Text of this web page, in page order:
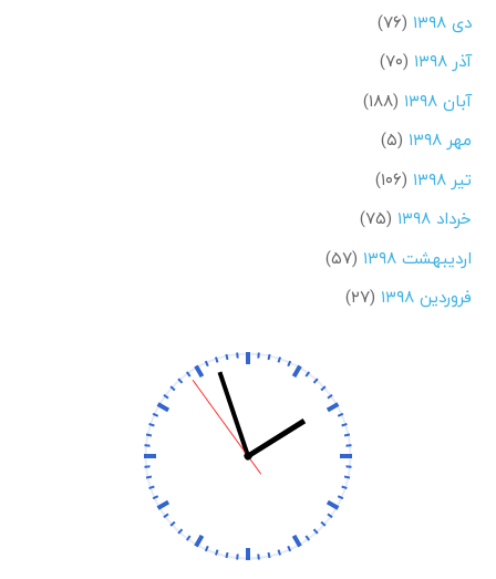
دی ۱۳۹۸
(۷۶)
آذر ۱۳۹۸
(۷۰)
آبان ۱۳۹۸
(۱۸۸)
مهر ۱۳۹۸
(۵)
تیر ۱۳۹۸
(۱۰۶)
خرداد ۱۳۹۸
(۷۵)
اردیبهشت ۱۳۹۸
(۵۷)
فروردین ۱۳۹۸
(۲۷)